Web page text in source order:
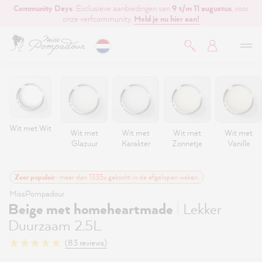
hoofdinhoud
Community Days: Exclusieve aanbiedingen van 9 t/m 11 augustus , voor
onze verfcommunity. Meld je nu hier aan!
Wit met Wit
Wit met
Glazuur
Wit met
Karakter
Wit met
Zonnetje
Wit met
Vanille
Zeer populair: meer dan 1335x gekocht in de afgelopen weken.
MissPompadour
Beige met homeheartmade
Lekker
Duurzaam 2.5L
(83 reviews)